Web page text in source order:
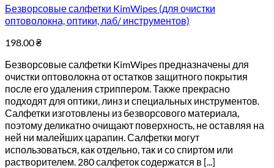
Безворсовые салфетки KimWipes (для очистки
оптоволокна, оптики, лаб/ инструментов)
198.00₴
Безворсовые салфетки KimWipes предназначены для
очистки оптоволокна от остатков защитного покрытия
после его удаления стриппером. Также прекрасно
подходят для оптики, линз и специальных инструментов.
Салфетки изготовлены из безворсового материала,
поэтому деликатно очищают поверхность, не оставляя на
ней ни малейших царапин. Салфетки могут
использоваться, как отдельно, так и со спиртом или
растворителем. 280 салфеток содержатся в [...]